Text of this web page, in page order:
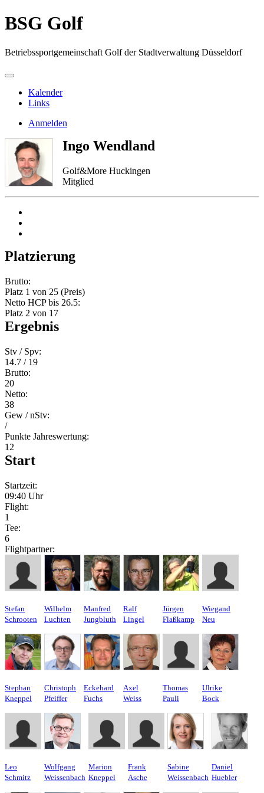
BSG Golf
Betriebssportgemeinschaft Golf der Stadtverwaltung Düsseldorf
Kalender
Links
Anmelden
Ingo Wendland
Golf&More Huckingen
Mitglied
Platzierung
Brutto:
Platz 1 von 25 (Preis)
Netto HCP bis 26.5:
Platz 2 von 17
Ergebnis
Stv / Spv:
14.7 / 19
Brutto:
20
Netto:
38
Gew / nStv:
/
Punkte Jahreswertung:
12
Start
Startzeit:
09:40 Uhr
Flight:
1
Tee:
6
Flightpartner:
Stefan
Schrooten
Wilhelm
Luchten
Manfred
Jungbluth
Ralf
Lingel
Jürgen
Flaßkamp
Wiegand
Neu
Stephan
Kneppel
Christoph
Pfeiffer
Eckehard
Fuchs
Axel
Weiss
Thomas
Pauli
Ulrike
Bock
Leo
Schmitz
Wolfgang
Weissenbach
Marion
Kneppel
Frank
Asche
Sabine
Weissenbach
Daniel
Huebler